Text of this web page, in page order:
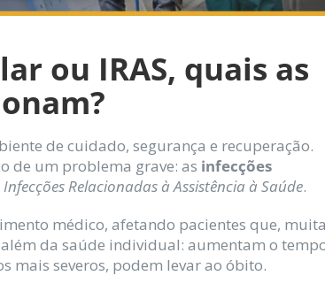
ou IRAS, quais as
de cuidado, segurança e recuperação.
de um problema grave: as infecções
Infecções Relacionadas à Assistência à Saúde.
médico, afetando pacientes que,
da saúde individual: aumentam o
mais severos, podem levar ao óbito.